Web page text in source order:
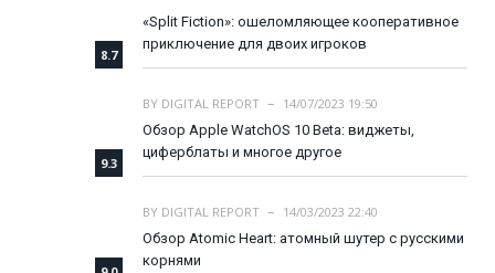
8.7
«Split Fiction»: ошеломляющее кооперативное
приключение для двоих игроков
9.3
BY DIGITAL REPORT
14/07/2023 19:50
Обзор Apple WatchOS 10 Beta: виджеты,
циферблаты и многое другое
BY DIGITAL REPORT
14/03/2023 22:40
Обзор Atomic Heart: атомный шутер с русскими
корнями